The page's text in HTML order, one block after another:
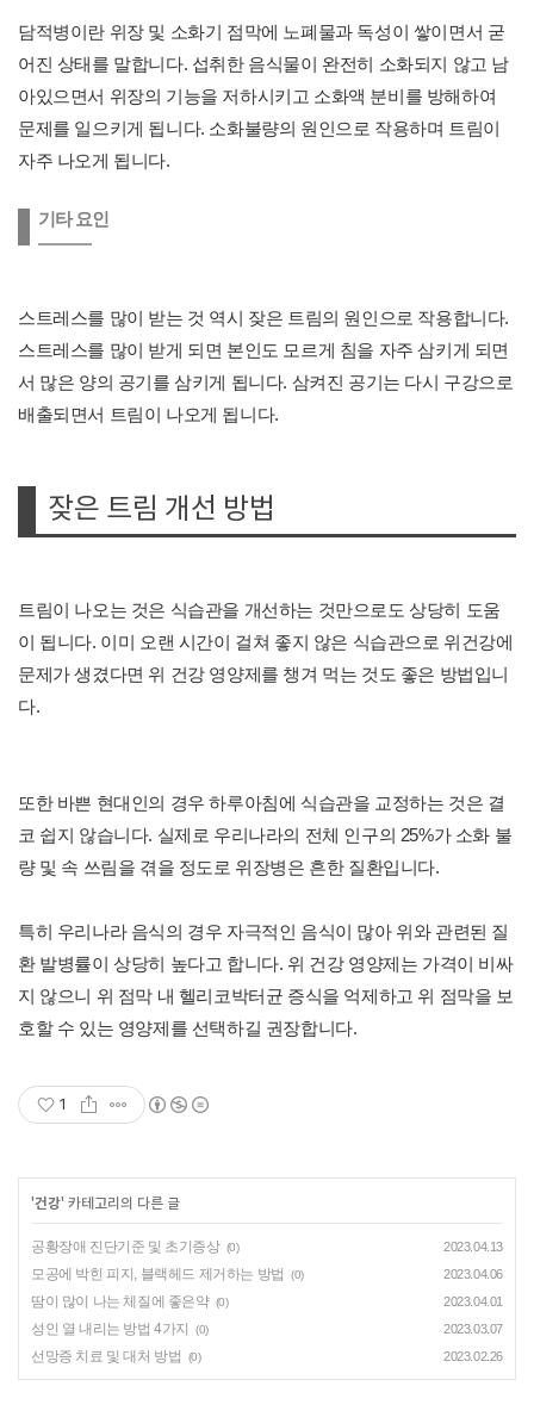
담적병이란 위장 및 소화기 점막에 노폐물과 독성이 쌓이면서 굳
어진 상태를 말합니다. 섭취한 음식물이 완전히 소화되지 않고 남
아있으면서 위장의 기능을 저하시키고 소화액 분비를 방해하여
문제를 일으키게 됩니다. 소화불량의 원인으로 작용하며 트림이
자주 나오게 됩니다.
기타 요인
스트레스를 많이 받는 것 역시 잦은 트림의 원인으로 작용합니다.
스트레스를 많이 받게 되면 본인도 모르게 침을 자주 삼키게 되면
서 많은 양의 공기를 삼키게 됩니다. 삼켜진 공기는 다시 구강으로
배출되면서 트림이 나오게 됩니다.
잦은 트림 개선 방법
트림이 나오는 것은 식습관을 개선하는 것만으로도 상당히 도움
이 됩니다. 이미 오랜 시간이 걸쳐 좋지 않은 식습관으로 위건강에
문제가 생겼다면 위 건강 영양제를 챙겨 먹는 것도 좋은 방법입니
다.
또한 바쁜 현대인의 경우 하루아침에 식습관을 교정하는 것은 결
코 쉽지 않습니다. 실제로 우리나라의 전체 인구의 25%가 소화 불
량 및 속 쓰림을 겪을 정도로 위장병은 흔한 질환입니다.
특히 우리나라 음식의 경우 자극적인 음식이 많아 위와 관련된 질
환 발병률이 상당히 높다고 합니다. 위 건강 영양제는 가격이 비싸
지 않으니 위 점막 내 헬리코박터균 증식을 억제하고 위 점막을 보
호할 수 있는 영양제를 선택하길 권장합니다.
1
'건강' 카테고리의 다른 글
공황장애 진단기준 및 초기증상 (0) 2023.04.13
모공에 박힌 피지, 블랙헤드 제거하는 방법 (0) 2023.04.06
땀이 많이 나는 체질에 좋은약 (0) 2023.04.01
성인 열 내리는 방법 4가지 (0) 2023.03.07
선망증 치료 및 대처 방법 (0) 2023.02.26